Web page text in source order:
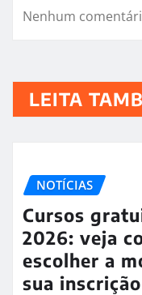
Nenhum
LEITA
NOTÍCIAS
Cursos
2026: veja
escolher a
sua inscrição